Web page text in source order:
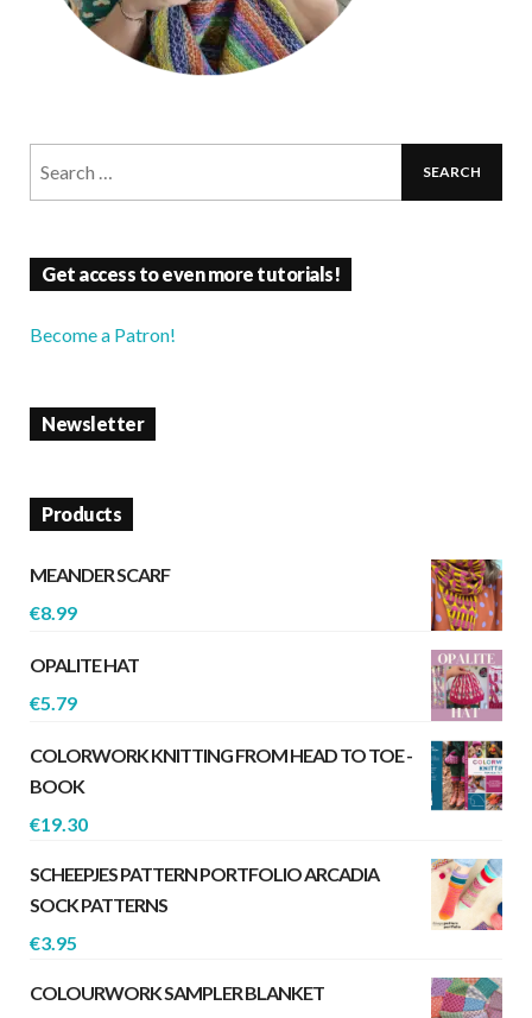
Get access to even more tutorials!
Become a Patron!
Newsletter
Products
MEANDER SCARF
€8.99
OPALITE HAT
€5.79
COLORWORK KNITTING FROM HEAD TO TOE -
BOOK
€19.30
SCHEEPJES PATTERN PORTFOLIO ARCADIA
SOCK PATTERNS
€3.95
COLOURWORK SAMPLER BLANKET